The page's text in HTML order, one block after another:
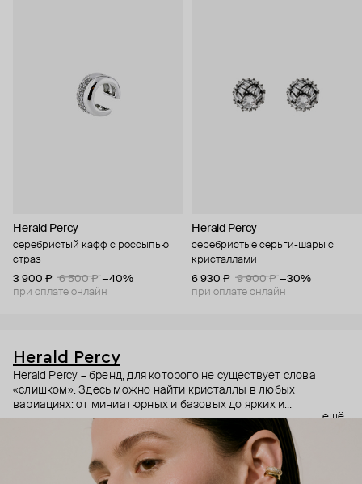
Herald Percy
серебристый кафф с россыпью
страз
3 900 ₽
6 500 ₽ −40%
при оплате онлайн
Herald Percy
серебристые серьги-шары с
кристаллами
6 930 ₽
9 900 ₽ −30%
при оплате онлайн
Herald Percy
Herald Percy – бренд, для которого не существует слова
«слишком». Здесь можно найти кристаллы в любых
вариациях: от миниатюрных и базовых до ярких и
массивных, которые сразу становятся главным элементом
образа. Героиня бренда – девушка из мегаполиса, которой
нужно как минимум 25 часов в сутках, чтобы все успеть, и
внушительный арсенал украшений, чтобы, поменяв серьги,
поехать на вечеринку сразу из офиса.
ещё